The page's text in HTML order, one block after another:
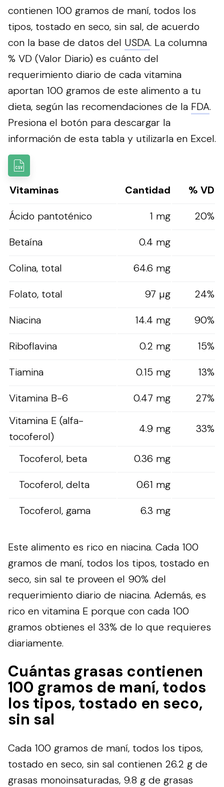
contienen 100 gramos de maní, todos los
tipos, tostado en seco, sin sal, de acuerdo
con la base de datos del USDA. La columna
% VD (Valor Diario) es cuánto del
requerimiento diario de cada vitamina
aportan 100 gramos de este alimento a tu
dieta, según las recomendaciones de la FDA.
Presiona el botón para descargar la
información de esta tabla y utilizarla en Excel.
Vitaminas Cantidad
% VD
Ácido pantoténico
1 mg
20%
Betaína
0.4 mg
Colina, total
64.6 mg
Folato, total
97 µg
24%
Niacina
14.4 mg
90%
Riboflavina
0.2 mg
15%
Tiamina
0.15 mg
13%
Vitamina B-6
0.47 mg
27%
Vitamina E (alfa-
tocoferol)
4.9 mg 33%
Tocoferol, beta
0.36 mg
Tocoferol, delta
0.61 mg
Tocoferol, gama
6.3 mg
Este alimento es rico en niacina. Cada 100
gramos de maní, todos los tipos, tostado en
seco, sin sal te proveen el 90% del
requerimiento diario de niacina. Además, es
rico en vitamina E porque con cada 100
gramos obtienes el 33% de lo que requieres
diariamente.
Cuántas grasas contienen
100 gramos de maní, todos
los tipos, tostado en seco,
sin sal
Cada 100 gramos de maní, todos los tipos,
tostado en seco, sin sal contienen 26.2 g de
grasas monoinsaturadas, 9.8 g de grasas